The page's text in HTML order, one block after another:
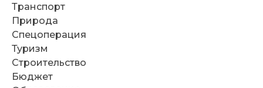
Транспорт
Природа
Спецоперация
Туризм
Строительство
Бюджет